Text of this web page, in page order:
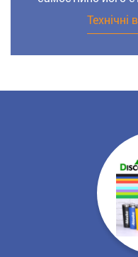
Технічні